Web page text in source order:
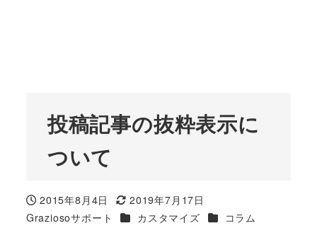
投稿記事の抜粋表示に
ついて
投稿日
2015年8月4日
更新日
2019年7月17日
著
Graziosoサポート カテゴリー
カスタマイズ カテゴリー
コラム